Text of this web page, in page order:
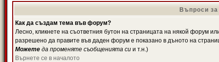
Въпроси
Как да създам тема във форум?
Лесно, кликнете на съответния бутон на страницата на някой форум
разрешено да правите във даден форум е показано в дъното на
Можете да променяте съобщенията си и т.н.)
Върнете се в началото